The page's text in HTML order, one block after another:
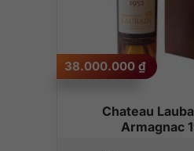
Bạn có thể nhâm nhi
Món ăn phù hợp là
Chateau
Armagnac
38.000.000 ₫